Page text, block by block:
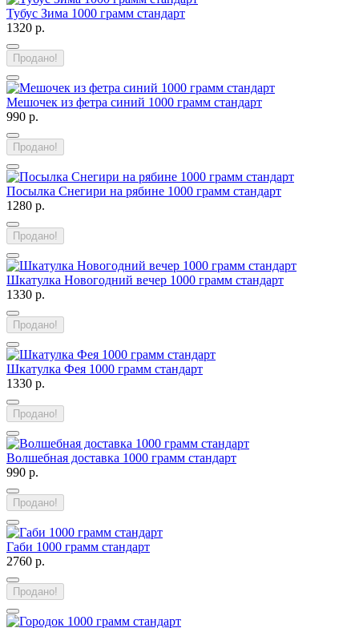
Тубус Зима 1000 грамм стандарт
1320 р.
Продано!
Мешочек из фетра синий 1000 грамм стандарт
990 р.
Продано!
Посылка Снегири на рябине 1000 грамм стандарт
1280 р.
Продано!
Шкатулка Новогодний вечер 1000 грамм стандарт
1330 р.
Продано!
Шкатулка Фея 1000 грамм стандарт
1330 р.
Продано!
Волшебная доставка 1000 грамм стандарт
990 р.
Продано!
Габи 1000 грамм стандарт
2760 р.
Продано!